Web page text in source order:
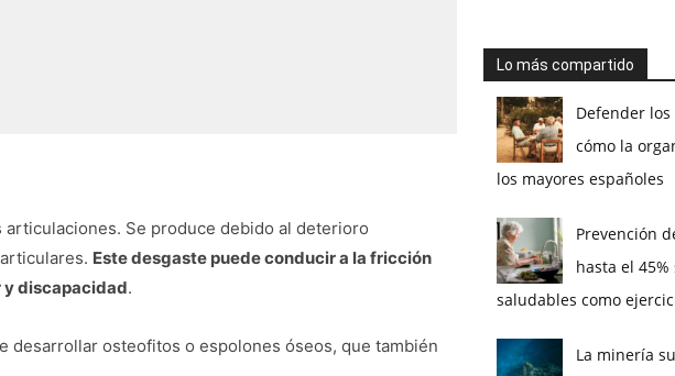
Se produce debido al deterioro
Este desgaste puede conducir a la fricción
y discapacidad.
desarrollar osteofitos o espolones óseos, que también
Lo más compartido
Defender
cómo la
los mayores españoles
Prevención
hasta el
saludables como
La minería